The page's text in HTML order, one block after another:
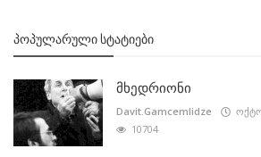
ᲞᲝᲞᲣᲚᲐᲠᲣᲚᲘ ᲡᲢᲐᲢᲘᲔᲑᲘ
მხედრიონი
Davit.Gamcemlidze
10704